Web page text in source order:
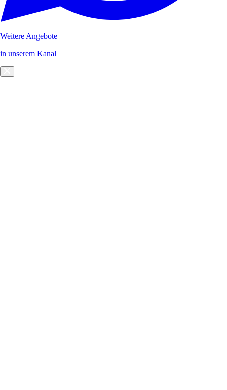
Weitere Angebote
in unserem Kanal